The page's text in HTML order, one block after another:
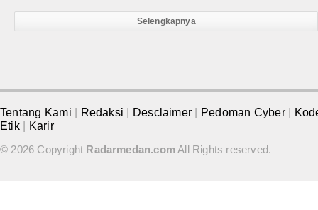
Selengkapnya
Tentang Kami Redaksi Desclaimer Pedoman Cyber
Etik
Karir
© 2026 Copyright Radarmedan.comAll Rights reserved.